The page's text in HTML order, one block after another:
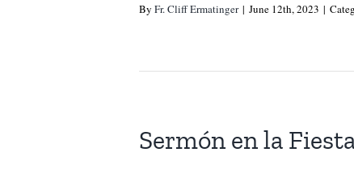
By Fr. Cliff Ermatinger | June 12th, 2023 |
Sermón en la